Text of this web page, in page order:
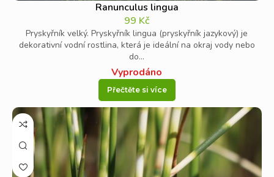
Ranunculus lingua
99 Kč
Pryskyřník velký. Pryskyřník lingua (pryskyřník jazykový) je
dekorativní vodní rostlina, která je ideální na okraj vody nebo
do...
Vyprodáno
Přečtěte si více